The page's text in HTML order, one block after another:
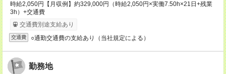
時給2,050円【月収例】約329,000円（時給2,050円×実働7.50h×21日+残業
3h）+交通費
交通費別途支給あり
交通費 ○通勤交通費の支給あり（当社規定による）
勤務地